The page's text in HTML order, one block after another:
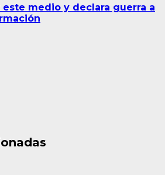
medio y declara guerra a